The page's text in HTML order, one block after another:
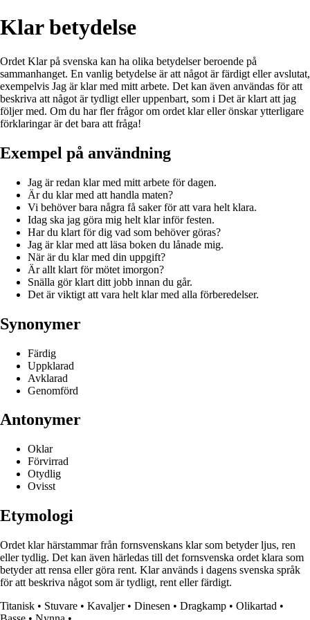
Klar betydelse
Ordet Klar på svenska kan ha olika betydelser beroende på
sammanhanget. En vanlig betydelse är att något är färdigt eller avslutat,
exempelvis Jag är klar med mitt arbete. Det kan även användas för att
beskriva att något är tydligt eller uppenbart, som i Det är klart att jag
följer med. Om du har fler frågor om ordet klar eller önskar ytterligare
förklaringar är det bara att fråga!
Exempel på användning
Jag är redan klar med mitt arbete för dagen.
Är du klar med att handla maten?
Vi behöver bara några få saker för att vara helt klara.
Idag ska jag göra mig helt klar inför festen.
Har du klart för dig vad som behöver göras?
Jag är klar med att läsa boken du lånade mig.
När är du klar med din uppgift?
Är allt klart för mötet imorgon?
Snälla gör klart ditt jobb innan du går.
Det är viktigt att vara helt klar med alla förberedelser.
Synonymer
Färdig
Uppklarad
Avklarad
Genomförd
Antonymer
Oklar
Förvirrad
Otydlig
Ovisst
Etymologi
Ordet klar härstammar från fornsvenskans klar som betyder ljus, ren
eller tydlig. Det kan även härledas till det fornsvenska ordet klara som
betyder att rensa eller göra rent. Klar används i dagens svenska språk
för att beskriva något som är tydligt, rent eller färdigt.
Titanisk • Stuvare • Kavaljer• Dinesen • Dragkamp • Olikartad •